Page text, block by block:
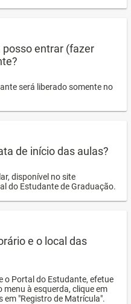
entrar (fazer
será liberado somente no
de início das aulas?
disponível no site
do Estudante de Graduação.
e o local das
o Portal do Estudante, efetue
à esquerda, clique em
em "Registro de Matrícula".